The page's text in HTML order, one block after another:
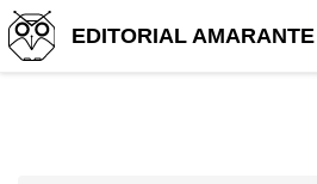
EDITORIAL AMARANTE